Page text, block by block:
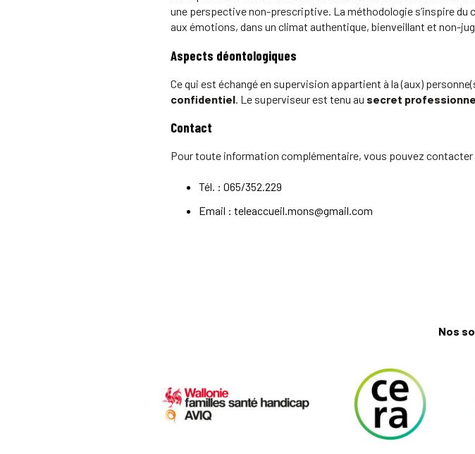
une perspective non-prescriptive. La méthodologie s’inspire du
aux émotions, dans un climat authentique, bienveillant et non-
Aspects déontologiques
Ce qui est échangé en supervision appartient à la (aux)
confidentiel . Le superviseur est tenu au secret
Contact
Pour toute information complémentaire, vous pouvez contacter
Tél. : 065/352.229
Email : teleaccueil.mons@gmail.com
Nos